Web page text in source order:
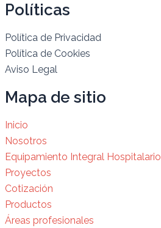
Políticas
Política de Privacidad
Política de Cookies
Aviso Legal
Mapa de sitio
Inicio
Nosotros
Equipamiento Integral Hospitalario
Proyectos
Cotización
Productos
Áreas profesionales